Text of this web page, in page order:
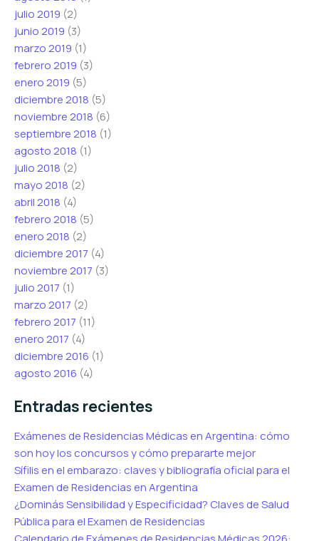
julio 2019 (2)
junio 2019 (3)
marzo 2019 (1)
febrero 2019 (3)
enero 2019 (5)
diciembre 2018 (5)
noviembre 2018 (6)
septiembre 2018 (1)
agosto 2018 (1)
julio 2018 (2)
mayo 2018 (2)
abril 2018 (4)
febrero 2018 (5)
enero 2018 (2)
diciembre 2017 (4)
noviembre 2017 (3)
julio 2017 (1)
marzo 2017 (2)
febrero 2017 (11)
enero 2017 (4)
diciembre 2016 (1)
agosto 2016 (4)
Entradas recientes
Exámenes de Residencias Médicas en Argentina: cómo
son hoy los concursos y cómo prepararte mejor
Sífilis en el embarazo: claves y bibliografía oficial para el
Examen de Residencias en Argentina
¿Dominás Sensibilidad y Especificidad? Claves de Salud
Pública para el Examen de Residencias